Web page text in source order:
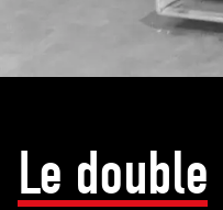
Le double